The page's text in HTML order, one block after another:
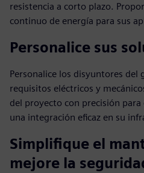
resistencia a corto plazo.
continuo de energía para sus
Personalice sus
Personalice los disyuntores del
requisitos eléctricos y
del proyecto con precisión
una integración eficaz en su
Simplifique el
mejore la